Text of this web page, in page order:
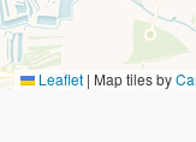
Leaflet | Map tiles by